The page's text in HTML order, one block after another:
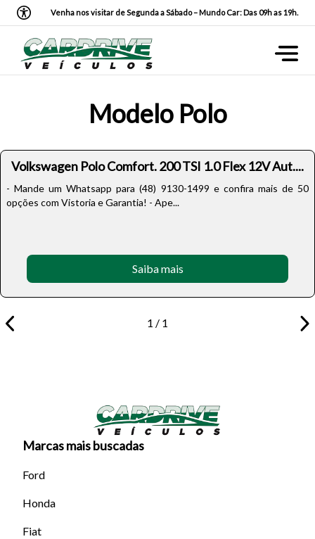
Para aumentar ou diminuir a fonte em nosso site, utilize os
Venha nos visitar de Segunda a Sábado – Mundo Car: Das 09h as 19h.
Modelo Polo
Volkswagen Polo Comfort. 200 TSI 1.0 Flex 12V Aut....
- Mande um Whatsapp para (48) 9130-1499 e confira mais de 50
opções com Vistoria e Garantia! - Ape...
Saiba mais
1 / 1
Marcas mais buscadas
Ford
Honda
Fiat